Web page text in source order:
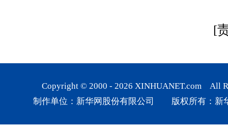
[
Copyright © 2000 - 2026 XINHUANET.com All
制作单位：新华网股份有限公司 版权所有：新